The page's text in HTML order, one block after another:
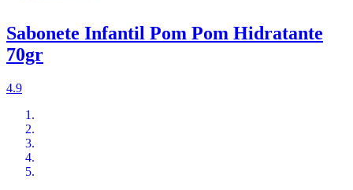
Sabonete Infantil Pom Pom Hidratante
70gr
4.9